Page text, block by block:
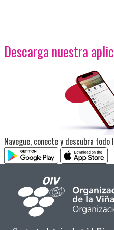
Descarga nuestra
<p>Imagen</p>
Navegue, conecte y descubra